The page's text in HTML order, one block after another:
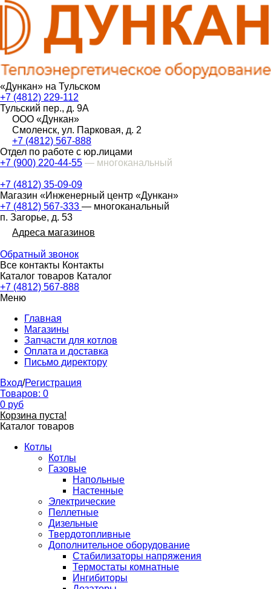
«Дункан» на Тульском
+7 (4812) 229-112
Тульский пер., д. 9А
ООО «Дункан»
Смоленск, ул. Парковая, д. 2
+7 (4812) 567-888
Отдел по работе с юр.лицами
+7 (900) 220-44-55 — многоканальный
+7 (4812) 35-09-09
Магазин «Инженерный центр «Дункан»
+7 (4812) 567-333 — многоканальный
п. Загорье, д. 53
Адреса магазинов
Обратный звонок
Все контакты Контакты
Каталог товаров Каталог
+7 (4812) 567-888
Меню
Главная
Магазины
Запчасти для котлов
Оплата и доставка
Письмо директору
Вход/Регистрация
Товаров: 0
0 руб
Корзина пуста!
Каталог товаров
Котлы
Котлы
Газовые
Напольные
Настенные
Электрические
Пеллетные
Дизельные
Твердотопливные
Дополнительное оборудование
Стабилизаторы напряжения
Термостаты комнатные
Ингибиторы